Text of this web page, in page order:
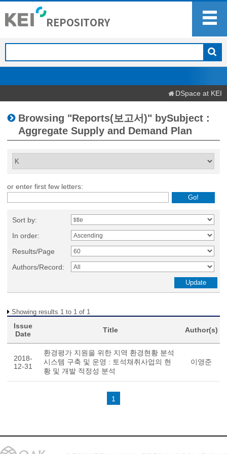
DSpace at KEI
Browsing "Reports(보고서)" bySubject :
Aggregate Supply and Demand Plan
or enter first few letters:
Sort by:
In order:
Results/Page
Authors/Record:
Showing results 1 to 1 of 1
Issue
Date
Title Author(s)
2018-
12-31
환경평가 지원을 위한 지역 환경현황 분석
시스템 구축 및 운영 : 토석채취사업의 현
황 및 개발 적정성 분석
이영준
1